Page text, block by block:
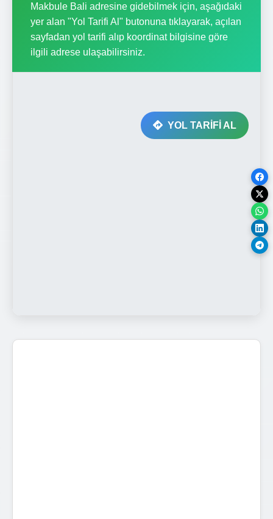
Makbule Bali adresine gidebilmek için, aşağıdaki
yer alan "Yol Tarifi Al" butonuna tıklayarak, açılan
sayfadan yol tarifi alıp koordinat bilgisine göre
ilgili adrese ulaşabilirsiniz.
YOL TARİFİ AL